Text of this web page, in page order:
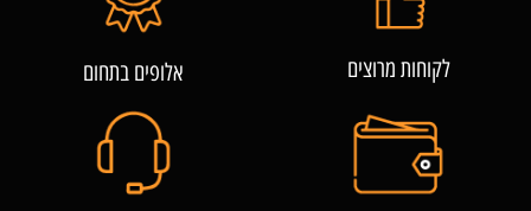
לקוחות מרוצים אלופים בתחום